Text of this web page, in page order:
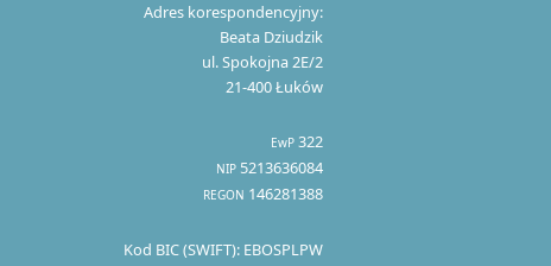
Adres korespondencyjny:
Beata Dziudzik
ul. Spokojna 2E/2
21-400 Łuków
EwP 322
NIP 5213636084
REGON 146281388
Kod BIC (SWIFT): EBOSPLPW